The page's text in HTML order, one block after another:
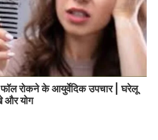
रोकने के आयुर्वेदिक उपचार | घरेलू
और योग